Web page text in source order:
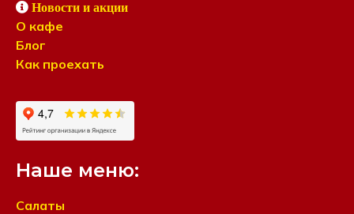
Новости и акции
О кафе
Блог
Как проехать
Наше меню:
Салаты